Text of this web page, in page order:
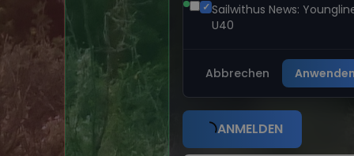
Sailwithus News:
U40
Abbrechen
ANMELDEN